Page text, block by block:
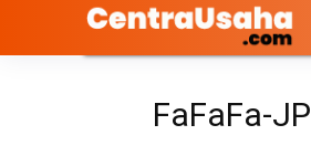
FaFaFa-JP